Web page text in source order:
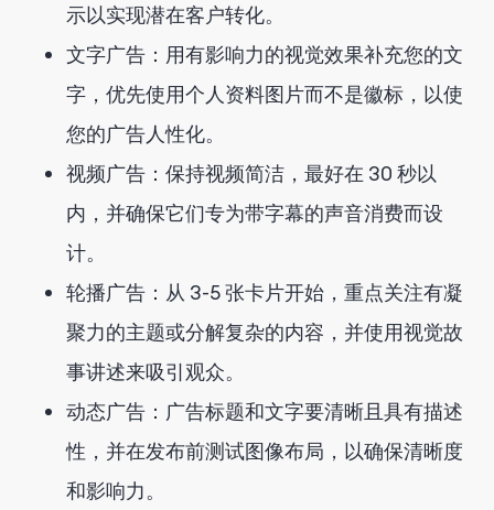
示以实现潜在客户转化。
文字广告：用有影响力的视觉效果补充您的文
字，优先使用个人资料图片而不是徽标，以使
您的广告人性化。
视频广告：保持视频简洁，最好在 30 秒以
内，并确保它们专为带字幕的声音消费而设
计。
轮播广告：从 3-5 张卡片开始，重点关注有凝
聚力的主题或分解复杂的内容，并使用视觉故
事讲述来吸引观众。
动态广告：广告标题和文字要清晰且具有描述
性，并在发布前测试图像布局，以确保清晰度
和影响力。